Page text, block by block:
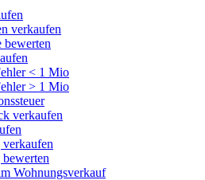
verkaufen
< 1 Mio
> 1 Mio
verkaufen
Wohnungsverkauf